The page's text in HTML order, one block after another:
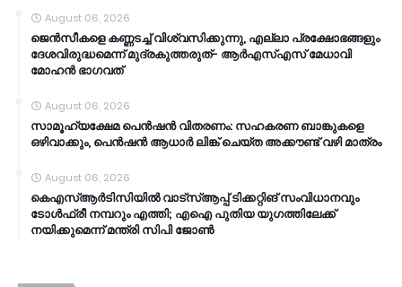
August 06, 2026
ജെൻസീകളെ കണ്ണടച്ച് വിശ്വസിക്കുന്നു, എല്ലാ പ്രക്ഷോഭങ്ങളും
ദേശവിരുദ്ധമെന്ന് മുദ്രകുത്തരുത്- ആർഎസ്എസ് മേധാവി
മോഹൻ ഭാ​ഗവത്
August 06, 2026
സാമൂ​ഹ്യക്ഷേമ പെൻഷൻ വിതരണം: സഹകരണ ബാങ്കുകളെ
ഒഴിവാക്കും, പെൻഷൻ ആധാർ‌ ലിങ്ക് ചെയ്ത അക്കൗണ്ട് വഴി മാത്രം
August 06, 2026
കെഎസ്ആര്‍ടിസിയിൽ വാട്‌സ്ആപ്പ് ടിക്കറ്റിങ് സംവിധാനവും
ടോൾഫ്രീ നമ്പറും എത്തി; എഐ പുതിയ യുഗത്തിലേക്ക്
നയിക്കുമെന്ന് മന്ത്രി സിപി ജോൺ